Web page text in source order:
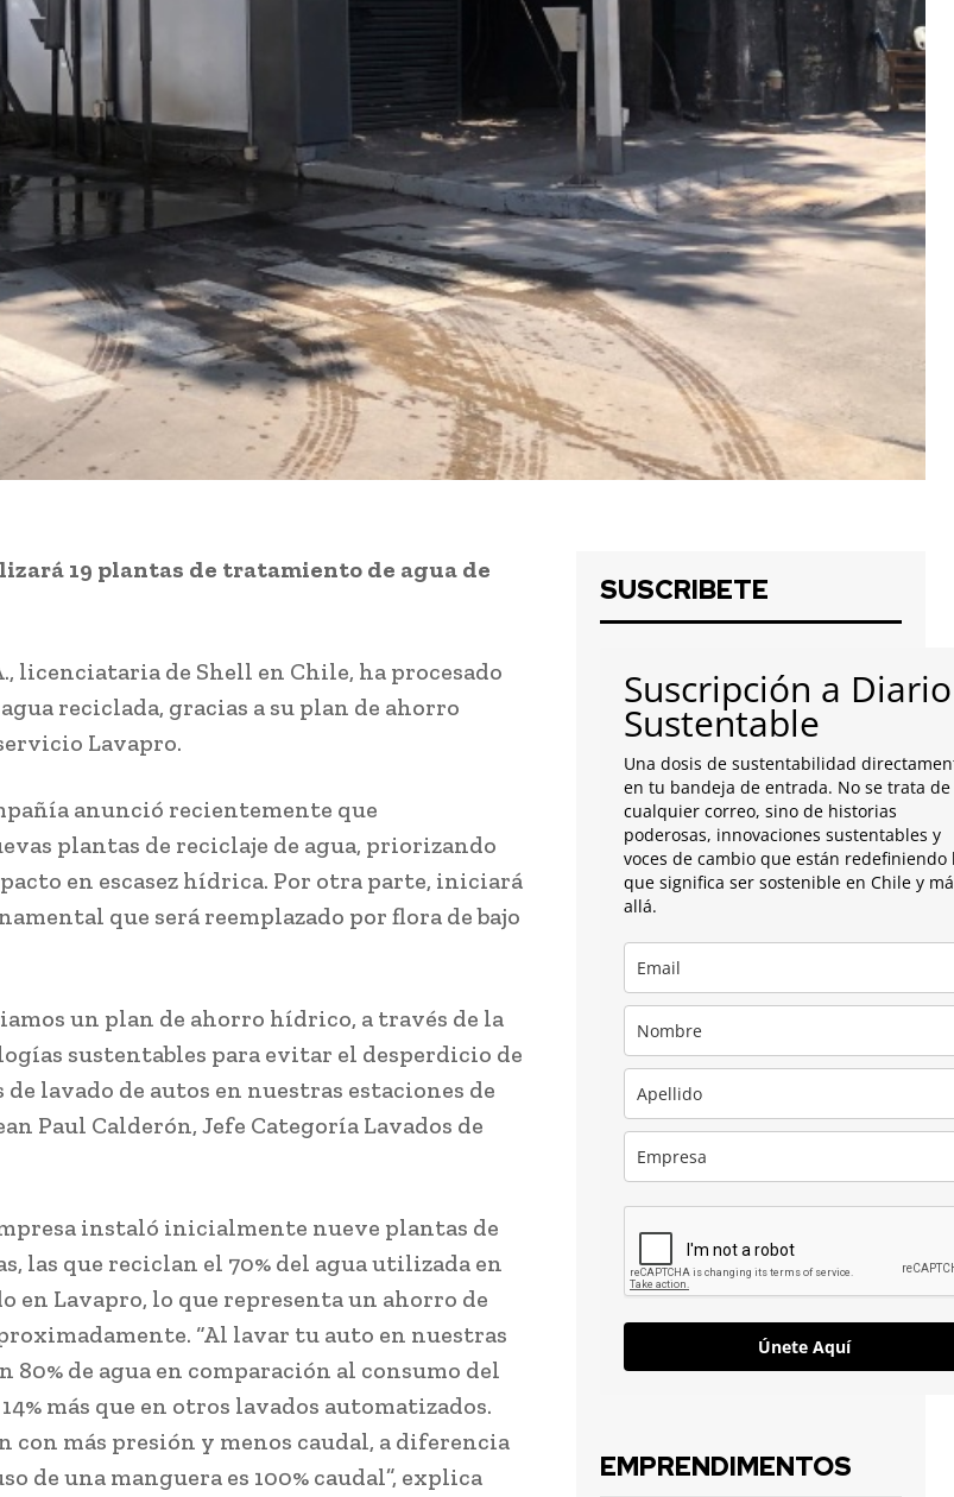
19 plantas de tratamiento de agua de
licenciataria de Shell en Chile, ha procesado
reciclada, gracias a su plan de ahorro
Lavapro.
anunció recientemente que
plantas de reciclaje de agua, priorizando
en escasez hídrica. Por otra parte, iniciará
que será reemplazado por flora de bajo
un plan de ahorro hídrico, a través de la
sustentables para evitar el desperdicio de
de lavado de autos en nuestras estaciones de
Paul Calderón, Jefe Categoría Lavados de
instaló inicialmente nueve plantas de
las que reciclan el 70% del agua utilizada en
en Lavapro, lo que representa un ahorro de
“Al lavar tu auto en nuestras
80% de agua en comparación al consumo del
más que en otros lavados automatizados.
con más presión y menos caudal, a diferencia
de una manguera es 100% caudal”, explica
SUSCRIBETE
Suscripción a Diario
Sustentable
Una dosis de sustentabilidad
en tu bandeja de entrada. No se trata de
cualquier correo, sino de historias
poderosas, innovaciones sustentables y
voces de cambio que están redefiniendo
que significa ser sostenible en Chile y
allá.
Únete Aquí
EMPRENDIMENTOS